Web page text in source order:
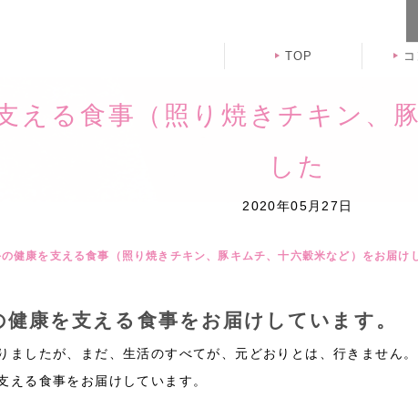
TOP
える食事（照り焼きチキン、
した
2020年05月27日
健康を支える食事（照り焼きチキン、豚キムチ、十六穀米など）をお届け
康を支える食事をお届けしています。
ましたが、まだ、生活のすべてが、元どおりとは、行きません。
える食事をお届けしています。